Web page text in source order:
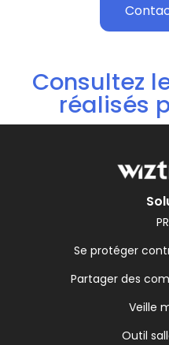
Consultez
réalisés
Se protéger
Partager des
Veille
Outil